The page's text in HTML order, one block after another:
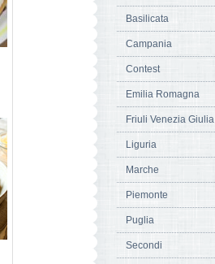
Basilicata
Campania
Contest
Emilia Romagna
Friuli Venezia Giulia
Liguria
Marche
Piemonte
Puglia
Secondi